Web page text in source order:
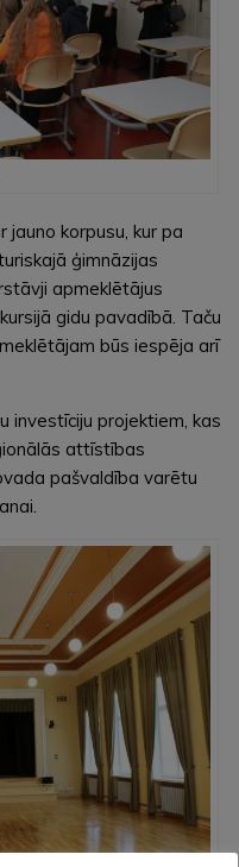
jauno korpusu, kur pa
ģimnāzijas
apmeklētājus
gidu pavadībā. Taču
būs iespēja arī
investīciju projektiem, kas
attīstības
pašvaldība varētu